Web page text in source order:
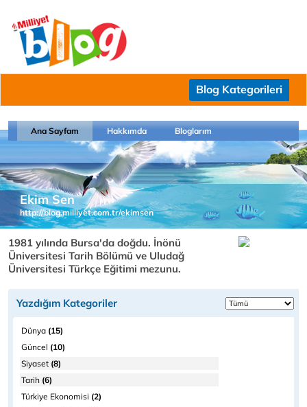
Blog Kategorileri
Ana Sayfam Hakkımda Bloglarım
Ekim Sen
http://blog.milliyet.com.tr/ekimsen
1981 yılında Bursa'da doğdu. İnönü
Üniversitesi Tarih Bölümü ve Uludağ
Üniversitesi Türkçe Eğitimi mezunu.
Yazdığım Kategoriler
Dünya (15)
Güncel (10)
Siyaset (8)
Tarih (6)
Türkiye Ekonomisi (2)